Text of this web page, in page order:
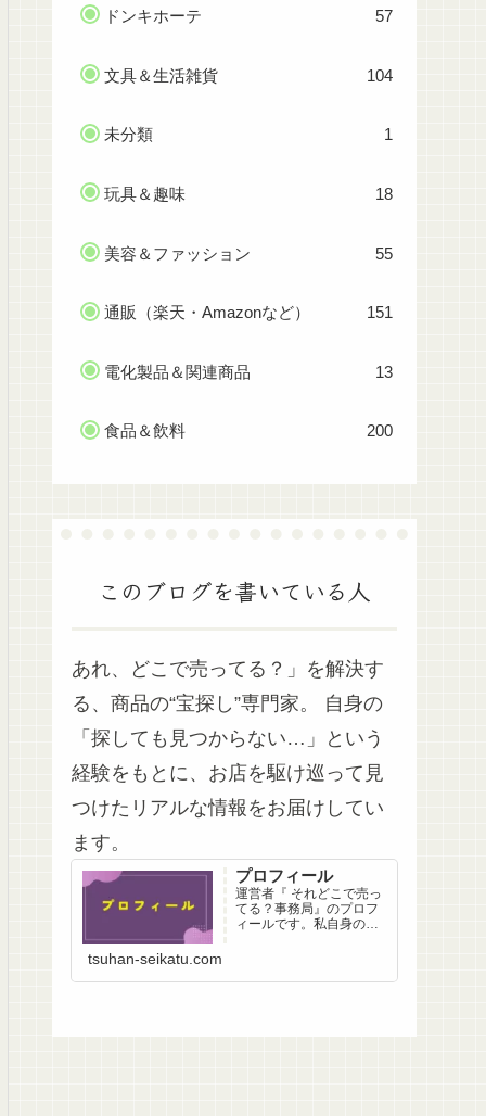
ドンキホーテ 57
文具＆生活雑貨 104
未分類 1
玩具＆趣味 18
美容＆ファッション 55
通販（楽天・Amazonなど） 151
電化製品＆関連商品 13
食品＆飲料 200
このブログを書いている人
あれ、どこで売ってる？」を解決す
る、商品の“宝探し”専門家。 自身の
「探しても見つからない…」という
経験をもとに、お店を駆け巡って見
つけたリアルな情報をお届けしてい
ます。
プロフィール
運営者『 それどこで売っ
てる？事務局』のプロフ
ィールです。私自身の
集へのこだわりと想いを
tsuhan-seikatu.com